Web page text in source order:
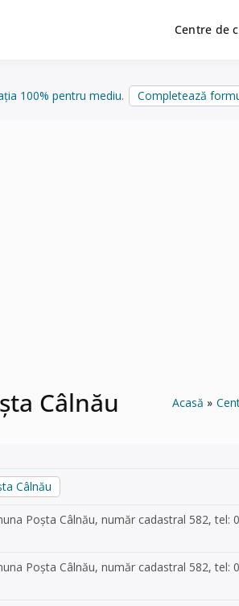
Centre de
100% pentru mediu. Completează
Câlnău Acasă
Câlnău
Poșta Câlnău, număr cadastral 582, tel:
Poșta Câlnău, număr cadastral 582, tel: